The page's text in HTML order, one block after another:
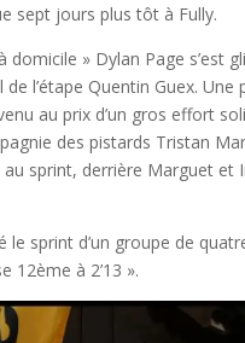
sept jours plus tôt à Fully.
» Dylan Page s’est
l’étape Quentin Guex.
au prix d’un gros effort
des pistards Tristan
sprint, derrière Marguet
sprint d’un groupe de
12ème à 2’13 ».